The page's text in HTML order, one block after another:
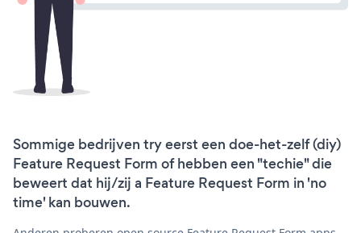
Sommige bedrijven try eerst een doe-het-zelf (diy)
Feature Request Form of hebben een "techie" die
beweert dat hij/zij a Feature Request Form in 'no
time' kan bouwen.